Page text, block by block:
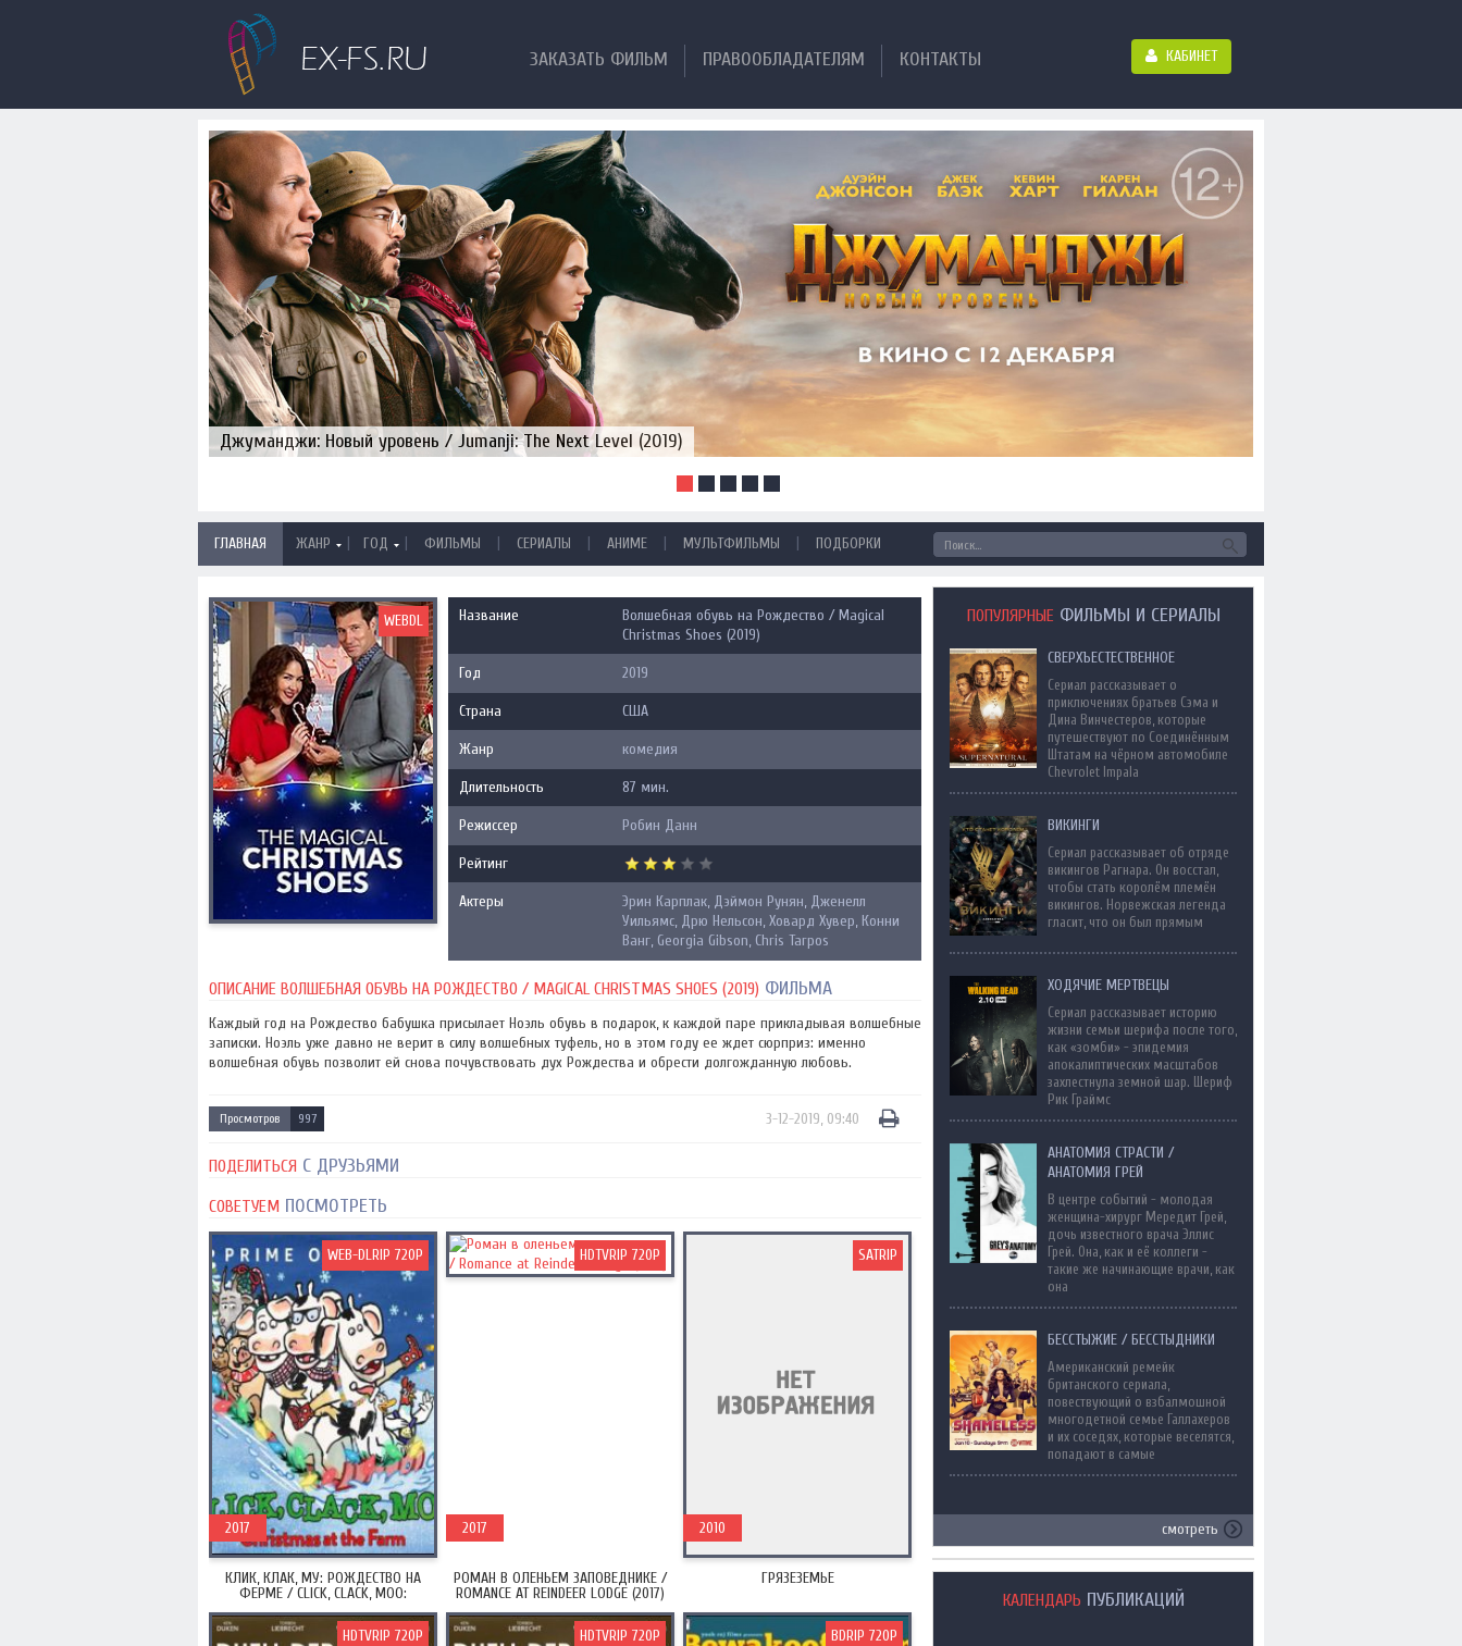
ЗАКАЗАТЬ ФИЛЬМ ПРАВООБЛАДАТЕЛЯМ КОНТАКТЫ КАБИНЕТ
Джуманджи: Новый уровень / Jumanji: The Next Level (2019)
ГЛАВНАЯ ЖАНР | ГОД | ФИЛЬМЫ | СЕРИАЛЫ | АНИМЕ | МУЛЬТФИЛЬМЫ | ПОДБОРКИ
WEBDL Название
Волшебная обувь на Рождество / Magical
Christmas Shoes (2019)
Год 2019
Страна США
Жанр комедия
Длительность 87 мин.
Режиссер Робин Данн
Рейтинг
Актеры
Эрин Карплак, Дэймон Рунян, Дженелл
Уильямс, Дрю Нельсон, Ховард Хувер, Конни
Ванг, Georgia Gibson, Chris Tarpos
ОПИСАНИЕ ВОЛШЕБНАЯ ОБУВЬ НА РОЖДЕСТВО / MAGICAL CHRISTMAS SHOES (2019) ФИЛЬМА
Каждый год на Рождество бабушка присылает Ноэль обувь в подарок, к каждой паре прикладывая волшебные
записки. Ноэль уже давно не верит в силу волшебных туфель, но в этом году ее ждет сюрприз: именно
волшебная обувь позволит ей снова почувствовать дух Рождества и обрести долгожданную любовь.
Просмотров 997 3-12-2019, 09:40
ПОДЕЛИТЬСЯ С ДРУЗЬЯМИ
СОВЕТУЕМ ПОСМОТРЕТЬ
КЛИК, КЛАК, МУ: РОЖДЕСТВО НА
ФЕРМЕ / CLICK, CLACK, MOO:
CHRISTMAS AT THE FARM (2017)
2017
WEB-DLRIP 720P
РОМАН В ОЛЕНЬЕМ ЗАПОВЕДНИКЕ /
ROMANCE AT REINDEER LODGE (2017)
2017
HDTVRIP 720P
ГРЯЗЕЗЕМЬЕ
2010
SATRIP
HDTVRIP 720P HDTVRIP 720P BDRIP 720P
ПОПУЛЯРНЫЕ ФИЛЬМЫ И СЕРИАЛЫ
СВЕРХЪЕСТЕСТВЕННОЕ
Сериал рассказывает о
приключениях братьев Сэма и
Дина Винчестеров, которые
путешествуют по Соединённым
Штатам на чёрном автомобиле
Chevrolet Impala
ВИКИНГИ
Сериал рассказывает об отряде
викингов Рагнара. Он восстал,
чтобы стать королём племён
викингов. Норвежская легенда
гласит, что он был прямым
ХОДЯЧИЕ МЕРТВЕЦЫ
Сериал рассказывает историю
жизни семьи шерифа после того,
как «зомби» - эпидемия
апокалиптических масштабов
захлестнула земной шар. Шериф
Рик Граймс
АНАТОМИЯ СТРАСТИ /
АНАТОМИЯ ГРЕЙ
В центре событий - молодая
женщина-хирург Мередит Грей,
дочь известного врача Эллис
Грей. Она, как и её коллеги -
такие же начинающие врачи, как
она
БЕССТЫЖИЕ / БЕССТЫДНИКИ
Американский ремейк
британского сериала,
повествующий о взбалмошной
многодетной семье Галлахеров
и их соседях, которые веселятся,
попадают в самые
смотреть
КАЛЕНДАРЬ ПУБЛИКАЦИЙ